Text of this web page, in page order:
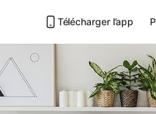
Télécharger l’app